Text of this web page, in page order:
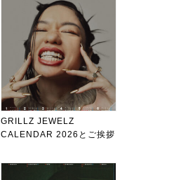
GRILLZ JEWELZ
CALENDAR 2026とご挨拶